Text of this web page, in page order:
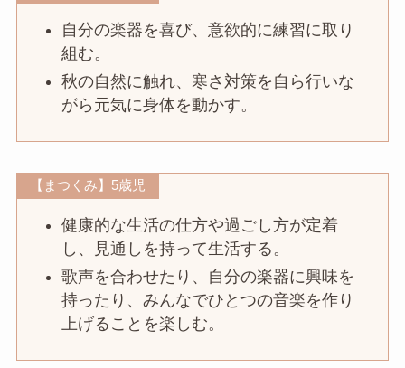
自分の楽器を喜び、意欲的に練習に取り
組む。
秋の自然に触れ、寒さ対策を自ら行いな
がら元気に身体を動かす。
【まつくみ】5歳児
健康的な生活の仕方や過ごし方が定着
し、見通しを持って生活する。
歌声を合わせたり、自分の楽器に興味を
持ったり、みんなでひとつの音楽を作り
上げることを楽しむ。